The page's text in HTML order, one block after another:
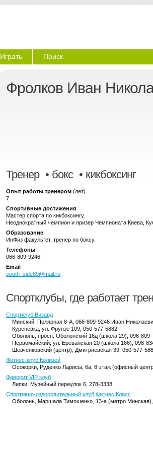
Играть Поиск
Фролков Иван
Тренер• бокс • кикбоксинг
Опыт работы тренером (лет)
7
Спортивные достижения
Мастер спорта по кикбоксингу.
Неоднократный чемпион и призер Чемпионата Киева,
Образование
ИнФиз факультет, тренер по боксу.
Телефоны
066-809-9246
Email
south_side89@mail.ru
Спортклубы, где работает
Спортклуб Визард
Минский , Полярная 8-А, 066-809-9246 Иван
Куреневка , ул. Фрунзе 109, 050-577-5882
Оболонь , просп. Оболонский 16д (школа 29), 096-
Первомайский , ул. Ереванская 20 (школа 166), 098-
Шевченковский (центр) , Дмитриевская 39, 050-577-
Фитнес-клуб Колизей
Осокорки , Руденко Ларисы, 6а, 8 этаж (офисный
Фаворит VIP клуб
Липки , Музейный переулок 6, 278-3338
Спортивно-оздоровительный клуб Фитнес Класс
Оболонь , Маршала Тимошенко, 13-а (метро